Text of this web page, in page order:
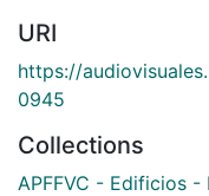
URI
https://
0945
Collections
APFFVC - Edificios -